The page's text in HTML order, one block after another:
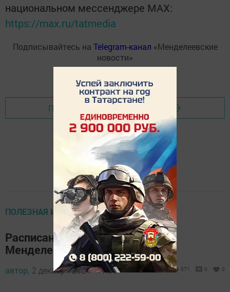
национальном мессенджере MАХ:
https://max.ru/tatmedia
Подписывайтесь на Telegram-канал «Менделеевские
новости»
Перейти на страницу новости
ПОЛЕЗНАЯ ИНФОРМАЦИЯ
Расписание молочной кухни в
Менделеевске
автор, 2 декабря 2024 - 17:00 571 0 0